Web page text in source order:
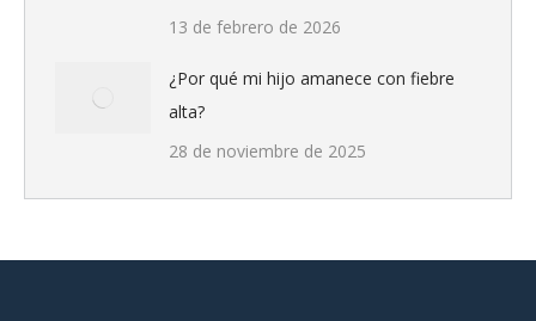
13 de febrero de 2026
¿Por qué mi hijo amanece con fiebre
alta?
28 de noviembre de 2025